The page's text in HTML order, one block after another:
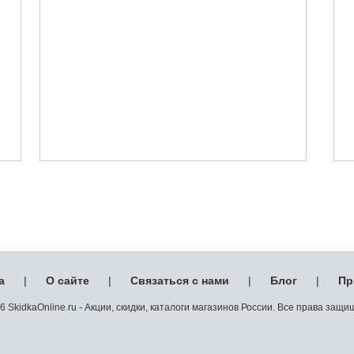
| О сайте | Связаться с нами | Блог |
SkidkaOnline.ru - Акции, скидки, каталоги магазинов России. Все права